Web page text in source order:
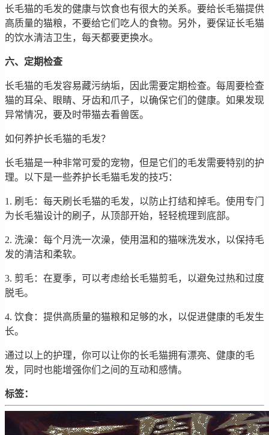
长毛猫的毛发的健康与饮食也有很大的关系。要给长毛猫提供
高质量的猫粮，不要给它们吃人的食物。另外，要保证长毛猫
的饮水清洁卫生，每天都要更换水。
六、定期检查
长毛猫的毛发容易藏污纳垢，因此需要定期检查。每周要检查
猫的耳朵、眼睛、牙齿和爪子，以确保它们的健康。如果发现
异常情况，要及时带猫去看兽医。
如何养护长毛猫的毛发？
长毛猫是一种非常可爱的宠物，但是它们的毛发需要特别的护
理。以下是一些养护长毛猫毛发的技巧：
1. 刷毛：每天刷长毛猫的毛发，以防止打结和掉毛。使用专门
为长毛猫设计的刷子，从顶部开始，轻轻梳理到底部。
2. 洗澡：每个月洗一次澡，使用温和的猫咪洗发水，以保持毛
发的清洁和柔软。
3. 剪毛：在夏季，可以考虑给长毛猫剪毛，以避免过热和过度
脱毛。
4. 饮食：提供高质量的猫粮和足够的水，以促进健康的毛发生
长。
通过以上的护理，你可以让你的长毛猫拥有漂亮、健康的毛
发，同时也能增强你们之间的互动和感情。
标签：